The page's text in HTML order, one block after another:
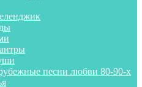
песни любви 80-90-х